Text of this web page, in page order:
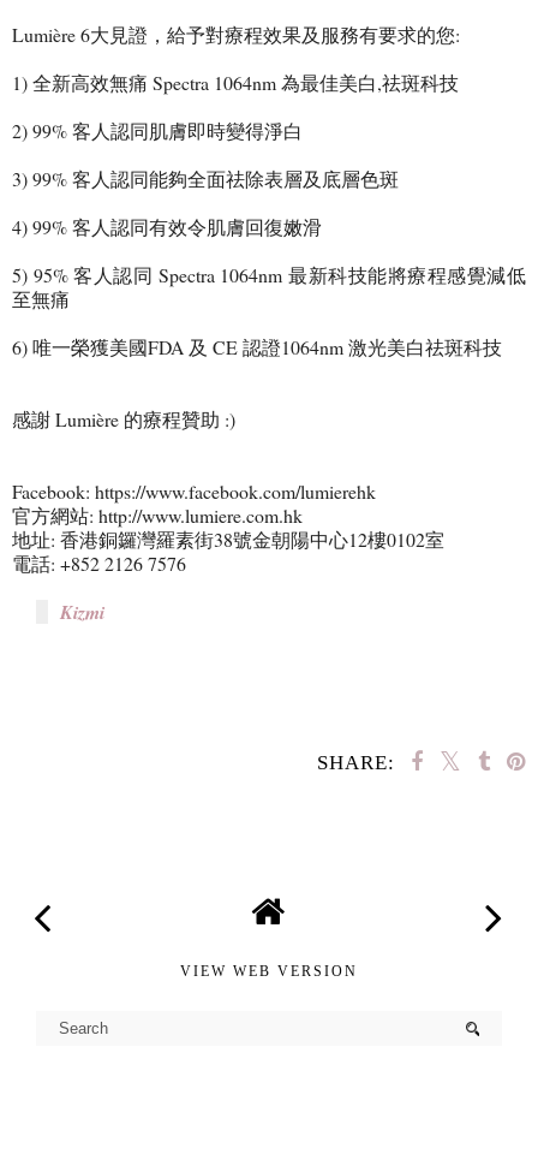
Lumière 6大見證，給予對療程效果及服務有要求的您:
1) 全新高效無痛 Spectra 1064nm 為最佳美白,祛斑科技
2) 99% 客人認同肌膚即時變得淨白
3) 99% 客人認同能夠全面祛除表層及底層色斑
4) 99% 客人認同有效令肌膚回復嫩滑
5) 95% 客人認同 Spectra 1064nm 最新科技能將療程感覺減低
至無痛
6) 唯一榮獲美國FDA 及 CE 認證1064nm 激光美白祛斑科技
感謝 Lumière 的療程贊助 :)
Facebook: https://www.facebook.com/lumierehk
官方網站: http://www.lumiere.com.hk
地址: 香港銅鑼灣羅素街38號金朝陽中心12樓0102室
電話: +852 2126 7576
Kizmi
SHARE:
VIEW WEB VERSION